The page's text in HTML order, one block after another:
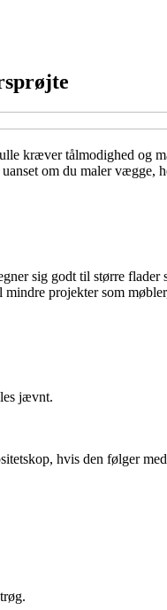
kræver tålmodighed og
om du maler vægge,
sig godt til større flader
projekter som
jævnt.
hvis den følger